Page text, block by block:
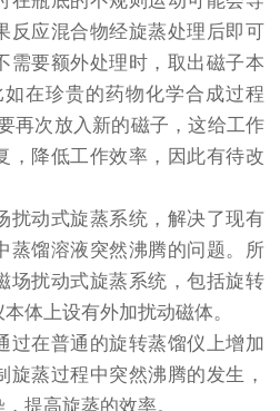
反应混合物经旋蒸处理后即可
需要额外处理时，取出磁子本
在珍贵的药物化学合成过程
再次放入新的磁子，这给工作
，降低工作效率，因此有待改
扰动式旋蒸系统，解决了现有
蒸馏溶液突然沸腾的问题。所
场扰动式旋蒸系统，包括旋转
体上设有外加扰动磁体。
过在普通的旋转蒸馏仪上增加
蒸过程中突然沸腾的发生，
提高旋蒸的效率。